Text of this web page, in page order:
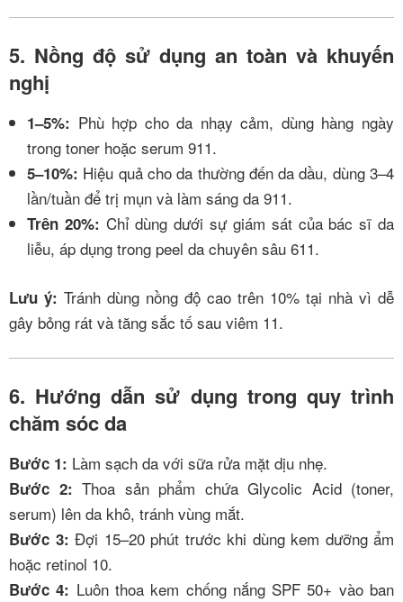
5. Nồng độ sử dụng an toàn và khuyến
nghị
1–5%: Phù hợp cho da nhạy cảm, dùng hàng ngày
trong toner hoặc serum 911.
5–10%: Hiệu quả cho da thường đến da dầu, dùng 3–4
lần/tuần để trị mụn và làm sáng da 911.
Trên 20%: Chỉ dùng dưới sự giám sát của bác sĩ da
liễu, áp dụng trong peel da chuyên sâu 611.
Lưu ý: Tránh dùng nồng độ cao trên 10% tại nhà vì dễ
gây bỏng rát và tăng sắc tố sau viêm 11.
6. Hướng dẫn sử dụng trong quy trình
chăm sóc da
Bước 1: Làm sạch da với sữa rửa mặt dịu nhẹ.
Bước 2: Thoa sản phẩm chứa Glycolic Acid (toner,
serum) lên da khô, tránh vùng mắt.
Bước 3: Đợi 15–20 phút trước khi dùng kem dưỡng ẩm
hoặc retinol 10.
Bước 4: Luôn thoa kem chống nắng SPF 50+ vào ban